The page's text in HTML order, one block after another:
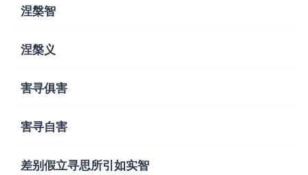
涅槃智
涅槃义
害寻俱害
害寻自害
差别假立寻思所引如实智